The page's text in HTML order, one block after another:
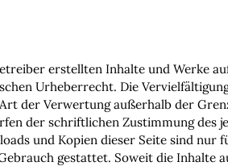
erstellten Inhalte und Werke
Urheberrecht. Die
der Verwertung außerhalb der
der schriftlichen Zustimmung des
und Kopien dieser Seite sind nur
gestattet. Soweit die Inhalte